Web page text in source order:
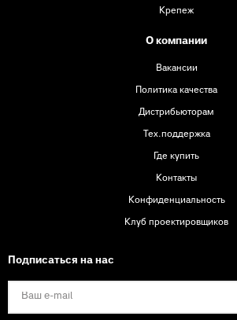
Крепеж
О компании
Вакансии
Политика качества
Дистрибьюторам
Тех.поддержка
Где купить
Контакты
Конфиденциальность
Клуб проектировщиков
Подписаться на нас